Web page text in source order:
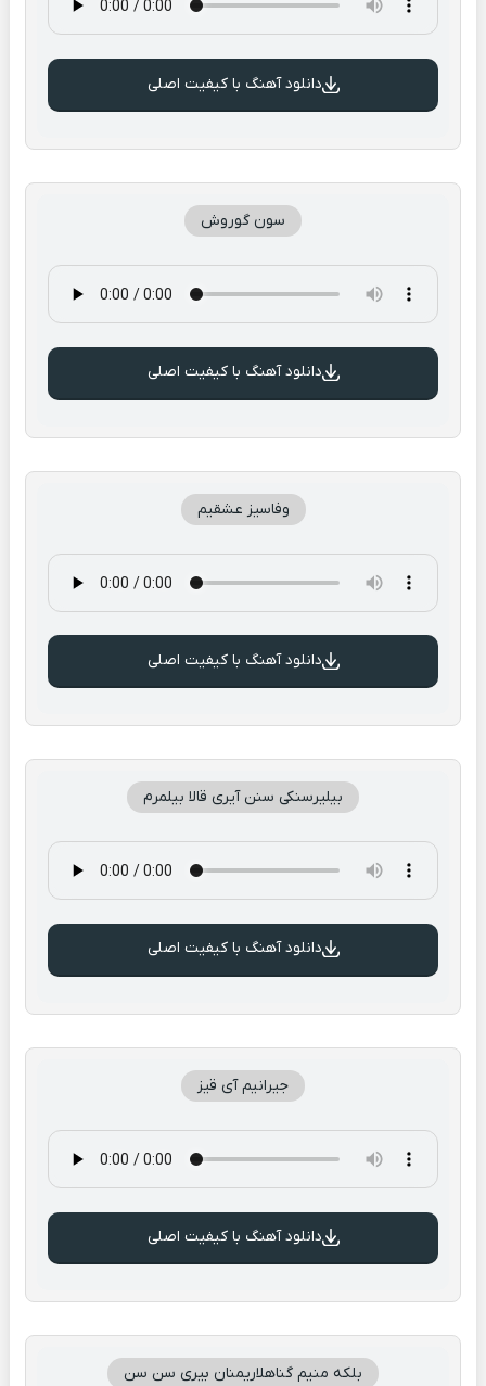
دانلود آهنگ با کیفیت اصلی
سون گوروش
دانلود آهنگ با کیفیت اصلی
وفاسیز عشقیم
دانلود آهنگ با کیفیت اصلی
بیلیرسنکی سنن آیری قالا بیلمرم
دانلود آهنگ با کیفیت اصلی
جیرانیم آی قیز
دانلود آهنگ با کیفیت اصلی
بلکه منیم گناهلاریمنان بیری سن سن